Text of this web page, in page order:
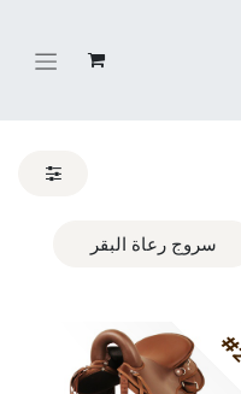
سروج رعاة البقر